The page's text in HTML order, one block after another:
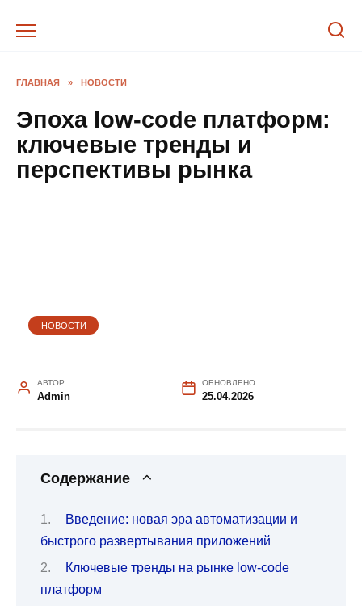
ГЛАВНАЯ » НОВОСТИ
Эпоха low-code платформ:
ключевые тренды и
перспективы рынка
НОВОСТИ
АВТОР
Admin
ОБНОВЛЕНО
25.04.2026
Содержание
Введение: новая эра автоматизации и
быстрого развертывания приложений
Ключевые тренды на рынке low-code
платформ